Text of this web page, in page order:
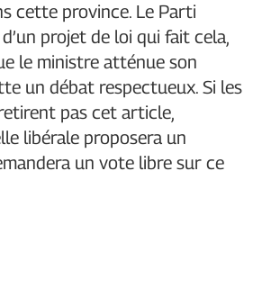
cette province. Le Parti
projet de loi qui fait cela,
le ministre atténue son
un débat respectueux. Si les
pas cet article,
libérale proposera un
un vote libre sur ce